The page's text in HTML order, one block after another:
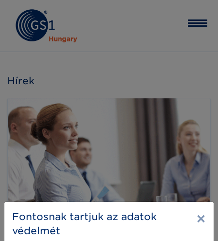
Hírek
Fontosnak tartjuk az adatok
védelmét
×